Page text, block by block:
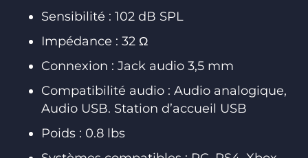
Sensibilité : 102 dB SPL
Impédance : 32 Ω
Connexion : Jack audio 3,5 mm
Compatibilité audio : Audio analogique,
Audio USB. Station d’accueil USB
Poids : 0.8 lbs